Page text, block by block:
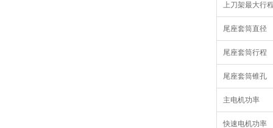
上刀架最大行
尾座套筒直径
尾座套筒行程
尾座套筒锥孔
主电机功率
快速电机功率